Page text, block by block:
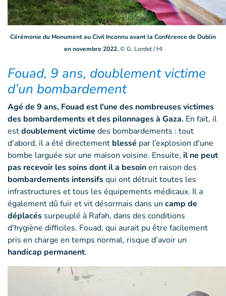
Cérémonie du Monument au Civil Inconnu avant la Conférence de Dublin
en novembre 2022.© G. Lordet / HI
Fouad, 9 ans, doublement victime
d’un bombardement
Agé de 9 ans, Fouad est l'une des nombreuses victimes
des bombardements et des pilonnages à Gaza. En fait, il
estdoublement victime des bombardements : tout
d'abord, il a été directement blessé par l’explosion d'une
bombe larguée sur une maison voisine. Ensuite, il ne peut
pas recevoir les soins dont il a besoinen raison des
bombardements intensifsqui ont détruit toutes les
infrastructures et tous les équipements médicaux. Il a
également dû fuir et vit désormais dans un camp de
déplacés surpeuplé à Rafah, dans des conditions
d'hygiène difficiles. Fouad, qui aurait pu être facilement
pris en charge en temps normal, risque d’avoir un
handicap permanent.